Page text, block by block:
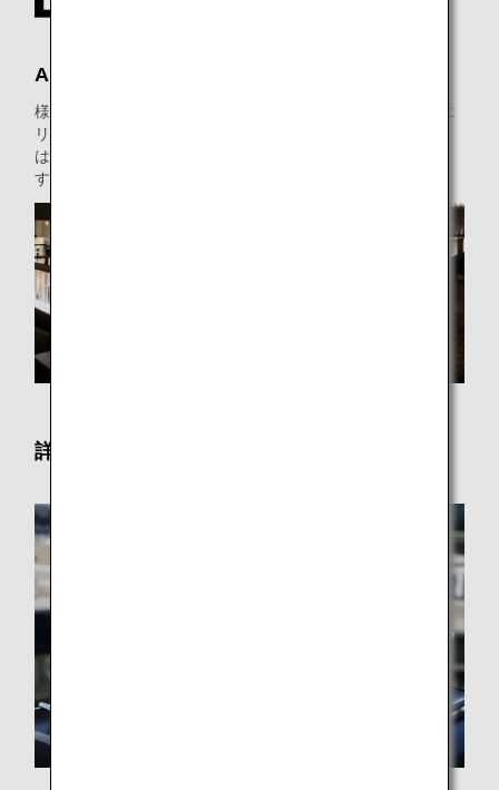
ANA SUITE LOUNGE
様々なお食事メニューとゆったりした座席（プライベートエ
リア、ワークエリアを含む）を備え、ANA SUITE LOUNGE
はご出発の前に完璧なおくつろぎの場所をご用意していま
す。
詳細